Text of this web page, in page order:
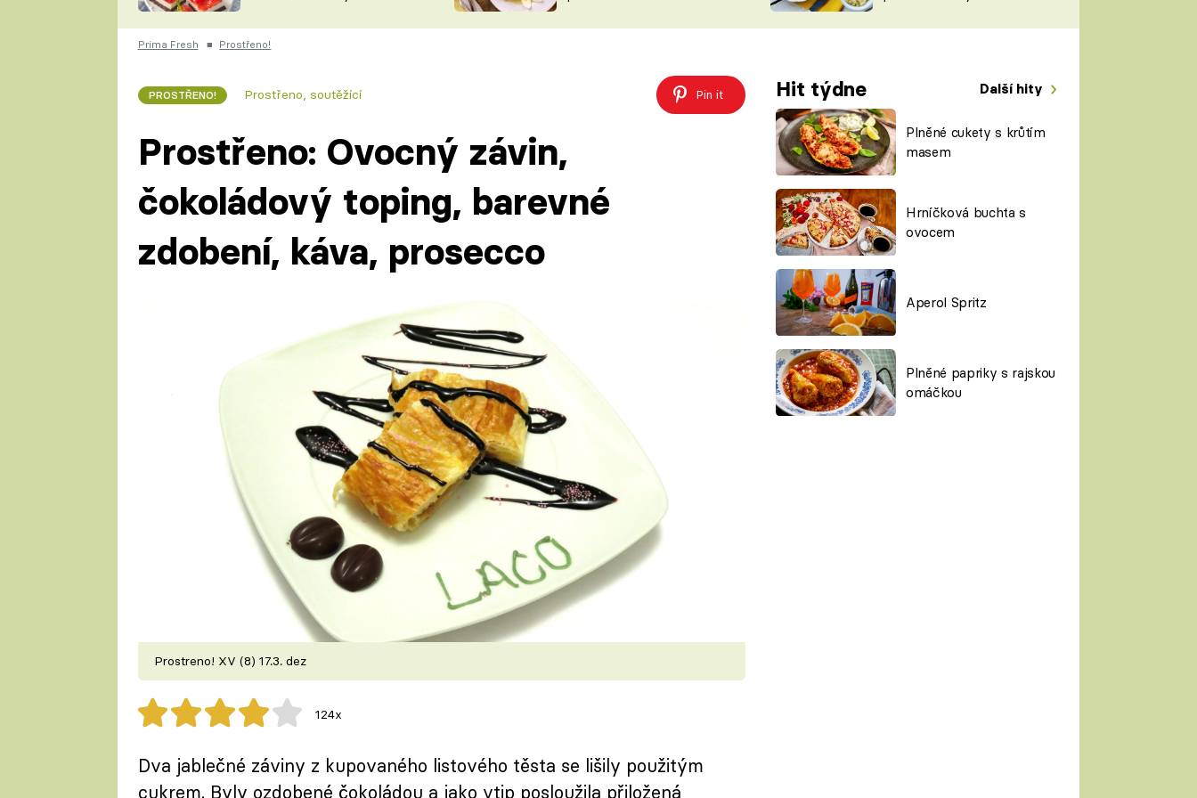
ČESKO NA TALÍŘI
KUCHAŘKA
VYCHYTÁVKY
ŠÉFREDAKTORKY
ČASOPIS
Prima Fresh ■ Prostřeno!
PROSTŘENO! Prostřeno, soutěžící Pin it Hit týdne Další hity
Plněné cukety s krůtím
masem
Hrníčková buchta s
ovocem
Aperol Spritz
Plněné papriky s rajskou
omáčkou
Prostřeno: Ovocný závin,
čokoládový toping, barevné
zdobení, káva, prosecco
Prostreno! XV (8) 17.3. dez
124x
Dva jablečné záviny z kupovaného listového těsta se lišily použitým
cukrem. Byly ozdobené čokoládou a jako vtip posloužila přiložená